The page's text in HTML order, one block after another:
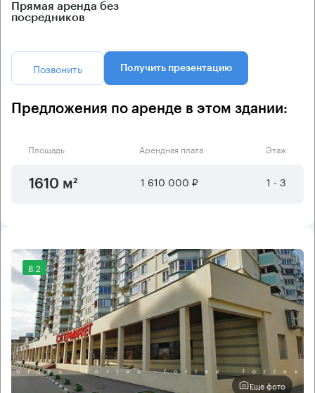
Прямая аренда без
посредников
Позвонить Получить презентацию
Предложения по аренде в этом здании:
Площадь Арендная плата Этаж
1610 м² 1 610 000 ₽ 1 - 3
8.2
Еще фото